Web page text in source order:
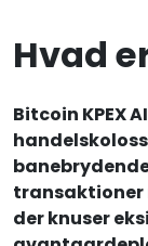
Hvad
Bitcoin KPEX
transaktioner
der knuser